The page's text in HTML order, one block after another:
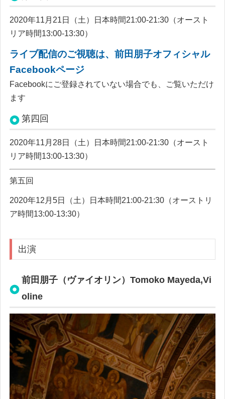
2020年11月21日（土）日本時間21:00-21:30（オースト
リア時間13:00-13:30）
ライブ配信のご視聴は、前田朋子オフィシャル
Facebookページ
Facebookにご登録されていない場合でも、ご覧いただけ
ます
第四回
2020年11月28日（土）日本時間21:00-21:30（オースト
リア時間13:00-13:30）
第五回
2020年12月5日（土）日本時間21:00-21:30（オーストリ
ア時間13:00-13:30）
出演
前田朋子（ヴァイオリン）Tomoko Mayeda,Vi
oline